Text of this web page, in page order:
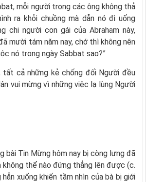
mỗi người trong các ông không thả
ra khỏi chuồng mà dẫn nó đi uống
chi người con gái của Abraham này,
mười tám năm nay, chớ thì không nên
nó trong ngày Sabbat sao?”
tất cả những kẻ chống đối Người đều
vui mừng vì những việc lạ lùng Người
bài Tin Mừng hôm nay bị còng lưng đã
không thể nào đứng thẳng lên được (c.
xuống khiến tầm nhìn của bà bị giới